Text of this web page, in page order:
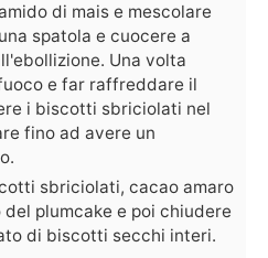
di mais e mescolare
spatola e cuocere a
Una volta
e far raffreddare il
i biscotti sbriciolati nel
fino ad avere un
sbriciolati, cacao amaro
plumcake e poi chiudere
di biscotti secchi interi.